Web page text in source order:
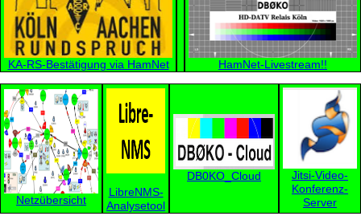
KA-RS-Bestätigung via HamNet HamNet-Livestream!!
Netzübersicht
LibreNMS-
Analysetool
DB0KO_Cloud
Jitsi-Video-
Konferenz-
Server